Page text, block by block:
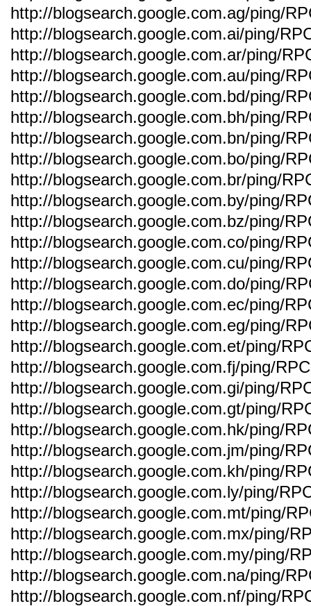
http://blogsearch.google.com.ag/ping/
http://blogsearch.google.com.ai/ping/
http://blogsearch.google.com.ar/ping/
http://blogsearch.google.com.au/ping/
http://blogsearch.google.com.bd/ping/
http://blogsearch.google.com.bh/ping/
http://blogsearch.google.com.bn/ping/
http://blogsearch.google.com.bo/ping/
http://blogsearch.google.com.br/ping/
http://blogsearch.google.com.by/ping/
http://blogsearch.google.com.bz/ping/
http://blogsearch.google.com.co/ping/
http://blogsearch.google.com.cu/ping/
http://blogsearch.google.com.do/ping/
http://blogsearch.google.com.ec/ping/
http://blogsearch.google.com.eg/ping/
http://blogsearch.google.com.et/ping/
http://blogsearch.google.com.fj/ping/
http://blogsearch.google.com.gi/ping/
http://blogsearch.google.com.gt/ping/
http://blogsearch.google.com.hk/ping/
http://blogsearch.google.com.jm/ping/
http://blogsearch.google.com.kh/ping/
http://blogsearch.google.com.ly/ping/
http://blogsearch.google.com.mt/ping/
http://blogsearch.google.com.mx/ping/
http://blogsearch.google.com.my/ping/
http://blogsearch.google.com.na/ping/
http://blogsearch.google.com.nf/ping/